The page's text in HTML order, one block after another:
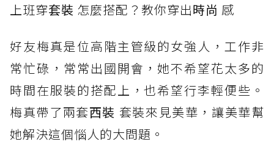
上班穿套裝 怎麼搭配？教你穿出時尚 感
好友梅真是位高階主管級的女強人，工作非
常忙碌，常常出國開會，她不希望花太多的
時間在服裝的搭配上，也希望行李輕便些。
梅真帶了兩套西裝 套裝來見美華，讓美華幫
她解決這個惱人的大問題。